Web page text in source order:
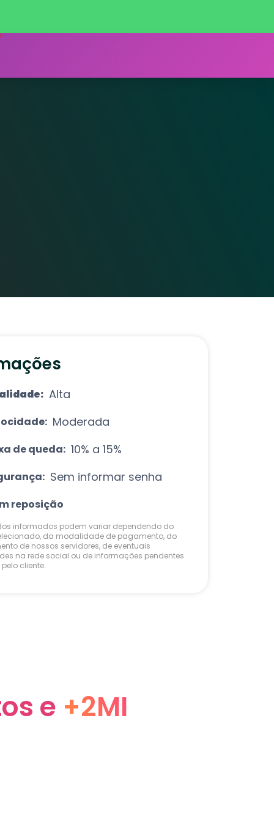
Alta
Moderada
de queda: 10% a 15%
Sem informar senha
reposição
informados podem variar dependendo do
da modalidade de pagamento, do
de nossos servidores, de eventuais
na rede social ou de informações pendentes
cliente.
e +2MI